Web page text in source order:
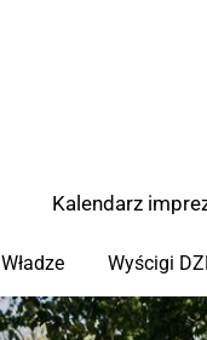
Kalendarz
Władze Wyścigi